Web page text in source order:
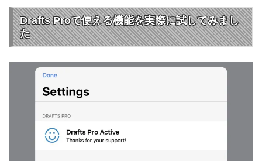
Drafts Proで使える機能を実際に試してみまし
た